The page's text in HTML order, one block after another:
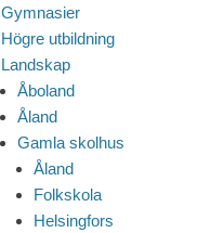
Gymnasier
Högre utbildning
Landskap
Åboland
Åland
Gamla skolhus
Åland
Folkskola
Helsingfors